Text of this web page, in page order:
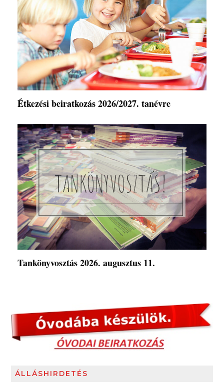
Étkezési beiratkozás 2026/2027. tanévre
Tankönyvosztás 2026. augusztus 11.
ÁLLÁSHIRDETÉS